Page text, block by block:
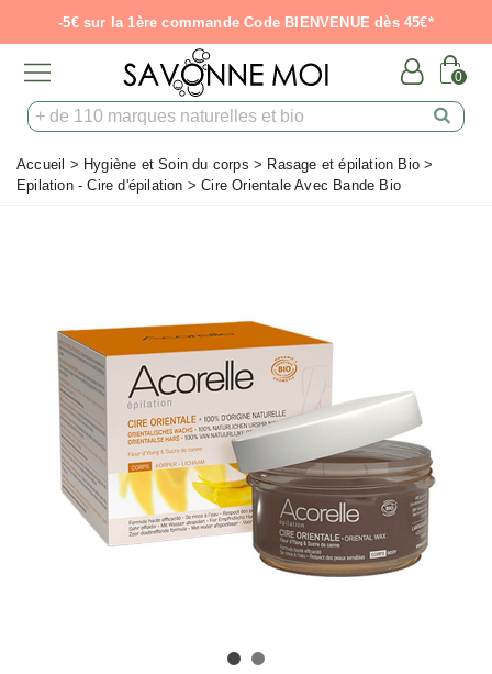
-5€ sur la 1ère commande Code BIENVENUE dès 45€*
0
Accueil > Hygiène et Soin du corps > Rasage et épilation Bio >
Epilation - Cire d'épilation > Cire Orientale Avec Bande Bio